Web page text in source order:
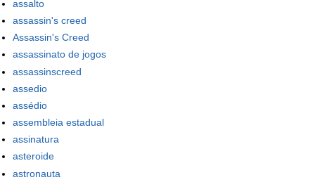
assalto
assassin's creed
Assassin's Creed
assassinato de jogos
assassinscreed
assedio
assédio
assembleia estadual
assinatura
asteroide
astronauta